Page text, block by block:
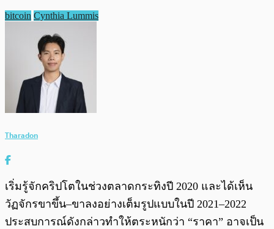
bitcoin Cynthia Lummis
Tharadon
เริ่มรู้จักคริปโตในช่วงตลาดกระทิงปี 2020 และได้เห็น
วัฏจักรขาขึ้น–ขาลงอย่างเต็มรูปแบบในปี 2021–2022
ประสบการณ์ดังกล่าวทำให้ตระหนักว่า “ราคา” อาจเป็น